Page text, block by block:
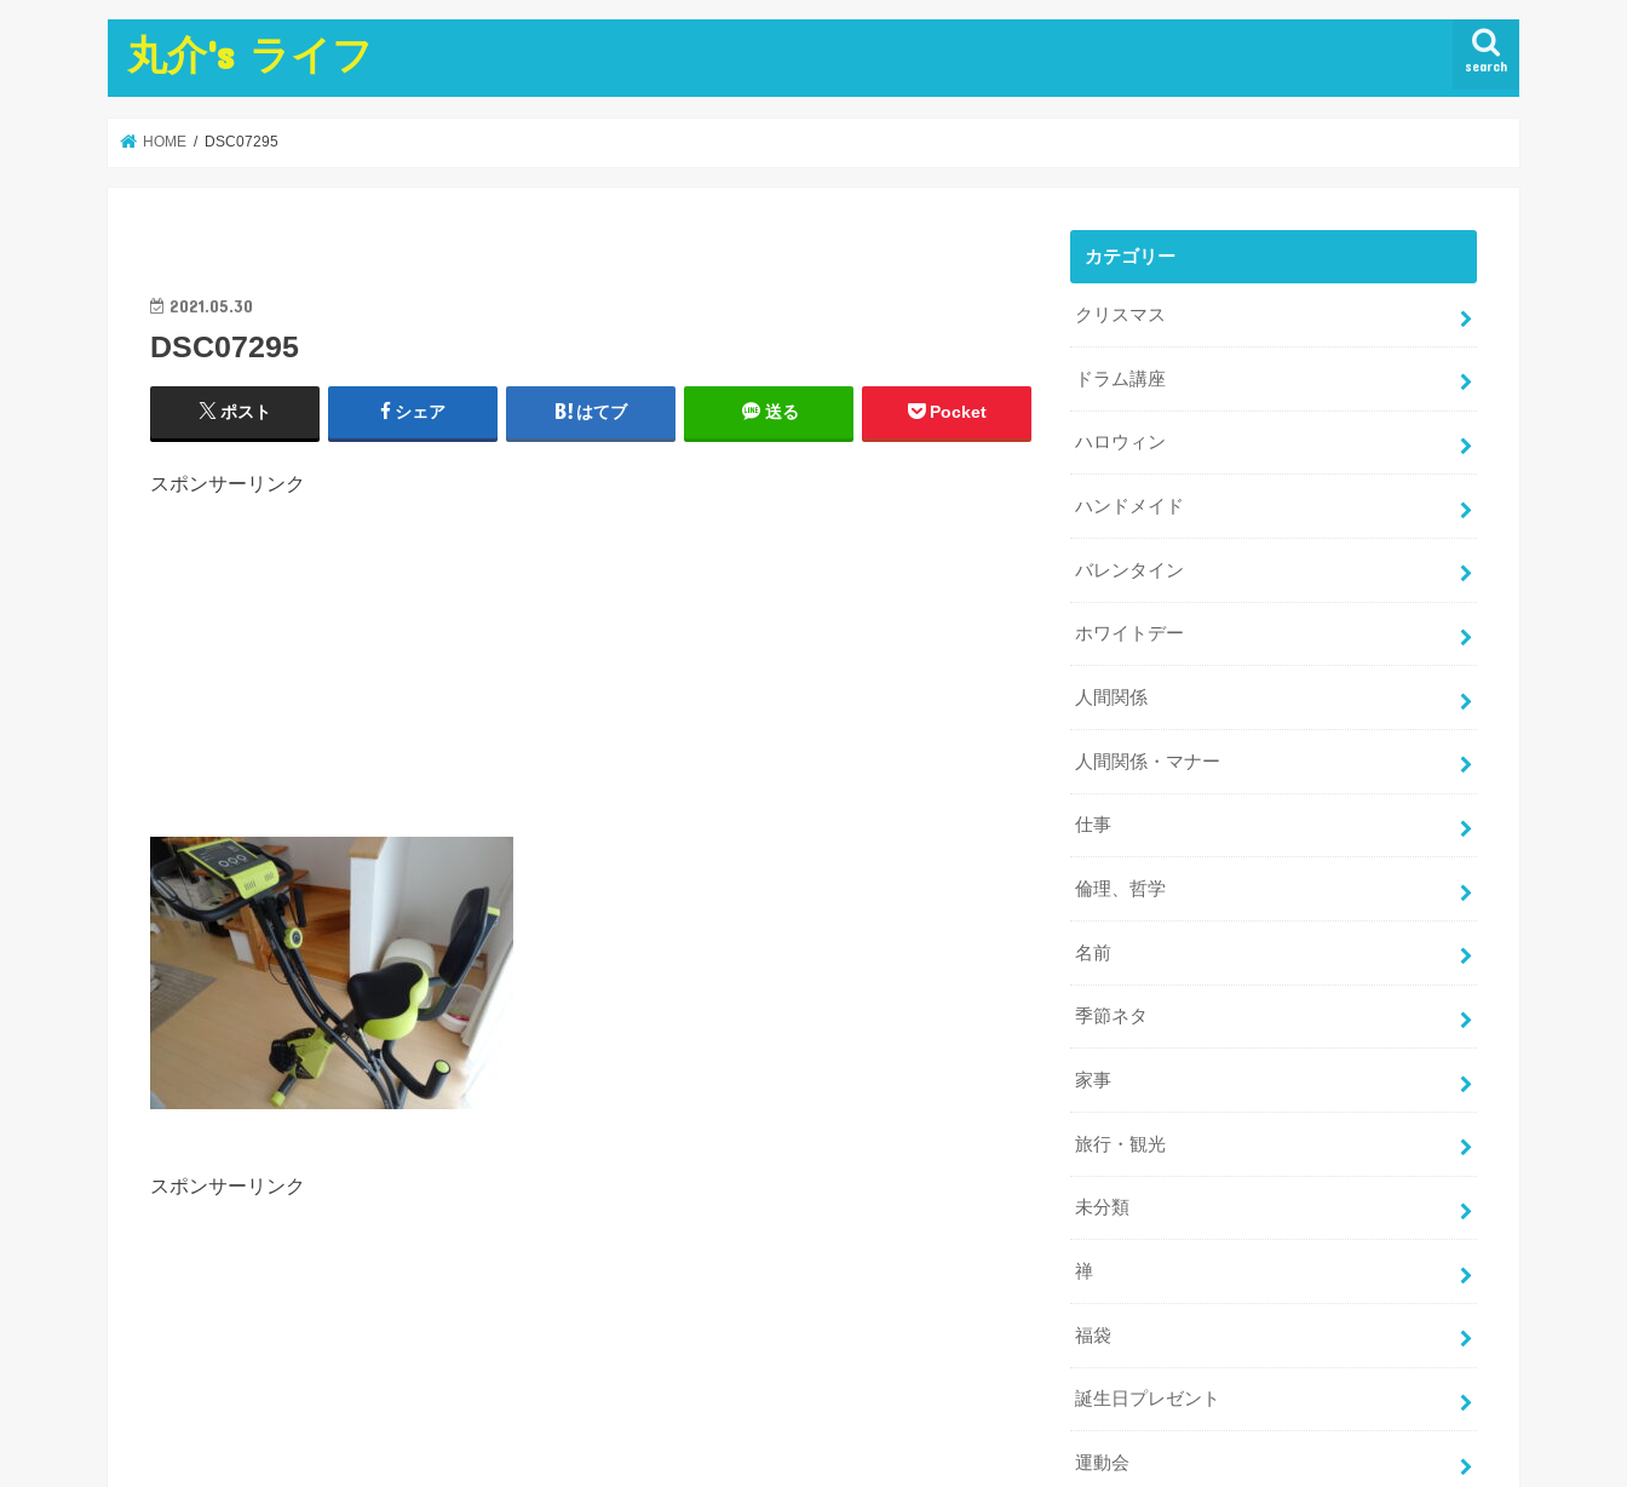
丸介's ライフ search
HOME DSC07295
2021.05.30
DSC07295
ポスト シェア はてブ 送る Pocket
スポンサーリンク
スポンサーリンク
カテゴリー
クリスマス
ドラム講座
ハロウィン
ハンドメイド
バレンタイン
ホワイトデー
人間関係
人間関係・マナー
仕事
倫理、哲学
名前
季節ネタ
家事
旅行・観光
未分類
禅
福袋
誕生日プレゼント
運動会